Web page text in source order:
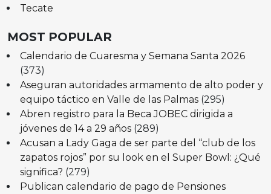
Tecate
MOST POPULAR
Calendario de Cuaresma y Semana Santa 2026
(373)
Aseguran autoridades armamento de alto poder y
equipo táctico en Valle de las Palmas (295)
Abren registro para la Beca JOBEC dirigida a
jóvenes de 14 a 29 años (289)
Acusan a Lady Gaga de ser parte del “club de los
zapatos rojos” por su look en el Super Bowl: ¿Qué
significa? (279)
Publican calendario de pago de Pensiones